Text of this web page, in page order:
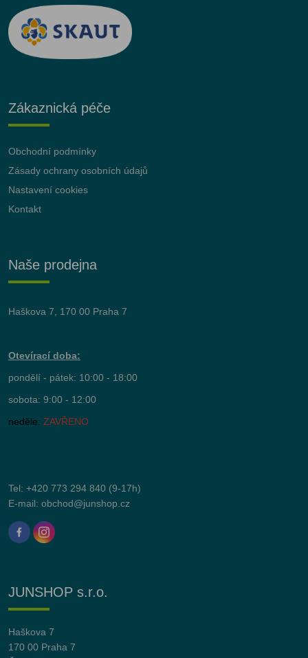
Zákaznická péče
Obchodní podmínky
Zásady ochrany osobních údajů
Nastavení cookies
Kontakt
Naše prodejna
Haškova 7, 170 00 Praha 7
Otevírací doba:
pondělí - pátek: 10:00 - 18:00
sobota: 9:00 - 12:00
neděle: ZAVŘENO
Tel: +420 773 294 840 (9-17h)
E-mail: obchod@junshop.cz
JUNSHOP s.r.o.
Haškova 7
170 00 Praha 7